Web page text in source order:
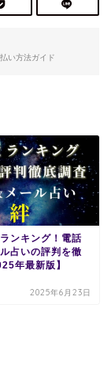
い方法ガイド
ンキング！電話
占いの評判を徹
年最新版】
2025年6月23日